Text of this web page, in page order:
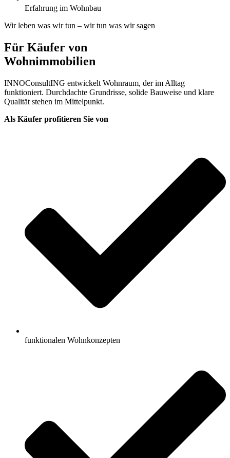
Erfahrung im Wohnbau
Wir leben was wir tun – wir tun was wir sagen
Für Käufer von
Wohnimmobilien
INNOConsultING entwickelt Wohnraum, der im Alltag
funktioniert. Durchdachte Grundrisse, solide Bauweise und klare
Qualität stehen im Mittelpunkt.
Als Käufer profitieren Sie von
funktionalen Wohnkonzepten